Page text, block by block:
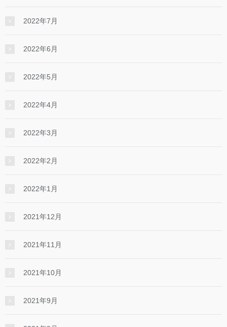
2022年7月
2022年6月
2022年5月
2022年4月
2022年3月
2022年2月
2022年1月
2021年12月
2021年11月
2021年10月
2021年9月